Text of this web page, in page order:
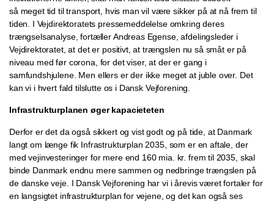
så meget tid til transport, hvis man vil være sikker på at nå frem til
tiden. I Vejdirektoratets pressemeddelelse omkring deres
trængselsanalyse, fortæller Andreas Egense, afdelingsleder i
Vejdirektoratet, at det er positivt, at trængslen nu så småt er på
niveau med før corona, for det viser, at der er gang i
samfundshjulene. Men ellers er der ikke meget at juble over. Det
kan vi i hvert fald tilslutte os i Dansk Vejforening.
Infrastrukturplanen øger kapacieteten
Derfor er det da også sikkert og vist godt og på tide, at Danmark
langt om længe fik Infrastrukturplan 2035, som er en aftale, der
med vejinvesteringer for mere end 160 mia. kr. frem til 2035, skal
binde Danmark endnu mere sammen og nedbringe trængslen på
de danske veje. I Dansk Vejforening har vi i årevis været fortaler for
en langsigtet infrastrukturplan for vejene, og det kan også ses